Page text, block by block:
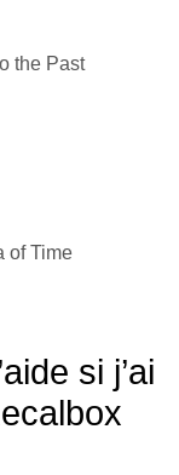
the Past
of Time
si j’ai